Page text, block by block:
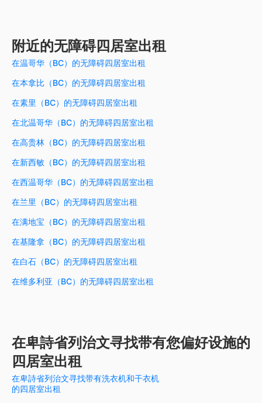
附近的无障碍四居室出租
在温哥华（BC）的无障碍四居室出租
在本拿比（BC）的无障碍四居室出租
在素里（BC）的无障碍四居室出租
在北温哥华（BC）的无障碍四居室出租
在高贵林（BC）的无障碍四居室出租
在新西敏（BC）的无障碍四居室出租
在西温哥华（BC）的无障碍四居室出租
在兰里（BC）的无障碍四居室出租
在满地宝（BC）的无障碍四居室出租
在基隆拿（BC）的无障碍四居室出租
在白石（BC）的无障碍四居室出租
在维多利亚（BC）的无障碍四居室出租
在卑詩省列治文寻找带有您偏好设施的
四居室出租
在卑詩省列治文寻找带有洗衣机和干衣机
的四居室出租